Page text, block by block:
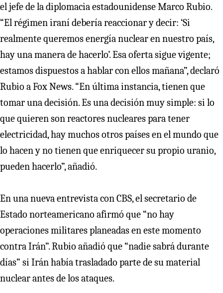
el jefe de la diplomacia estadounidense Marco Rubio.
“El régimen iraní debería reaccionar y decir: ‘Si
realmente queremos energía nuclear en nuestro país,
hay una manera de hacerlo’. Esa oferta sigue vigente;
estamos dispuestos a hablar con ellos mañana”, declaró
Rubio a Fox News. “En última instancia, tienen que
tomar una decisión. Es una decisión muy simple: si lo
que quieren son reactores nucleares para tener
electricidad, hay muchos otros países en el mundo que
lo hacen y no tienen que enriquecer su propio uranio,
pueden hacerlo”, añadió.
En una nueva entrevista con CBS, el secretario de
Estado norteamericano afirmó que “no hay
operaciones militares planeadas en este momento
contra Irán”. Rubio añadió que “nadie sabrá durante
días” si Irán había trasladado parte de su material
nuclear antes de los ataques.